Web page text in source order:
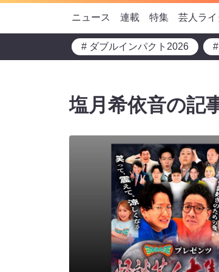
ニュース 連載 特集 芸人ラ
# ダブルインパクト2026
塩月希依音の記